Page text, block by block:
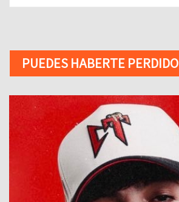
PUEDES HABERTE PERDIDO